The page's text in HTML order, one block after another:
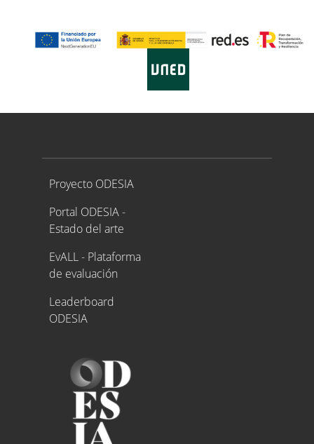
Proyecto ODESIA
Proyecto ODESIA
Portal ODESIA -
Estado del arte
EvALL - Plataforma
de evaluación
Leaderboard
ODESIA